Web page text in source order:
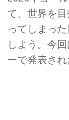
て、世界を
ってしまっ
しよう。今
ーで発表され